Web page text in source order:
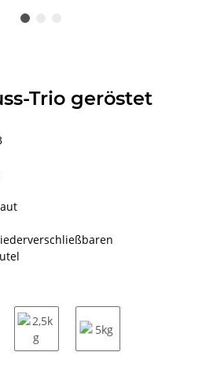
Trio geröstet